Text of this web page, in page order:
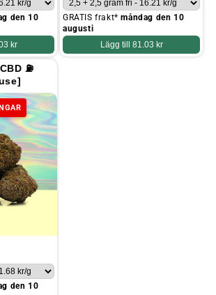
den 10
kr
GRATIS frakt*måndag den 10
augusti
Lägg till 81.03 kr
⛽
den 10